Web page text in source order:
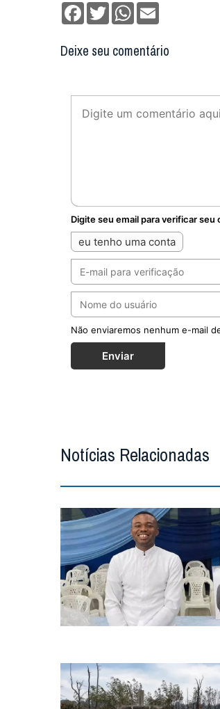
Facebook
TwitterWhatsApp
Deixe seu comentário
Digite seu email para verificar seu
eu tenho uma conta
Não enviaremos nenhum e-mail
Enviar
Notícias Relacionadas